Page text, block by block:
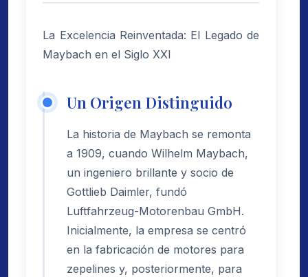
La Excelencia Reinventada: El Legado de
Maybach en el Siglo XXI
Un Origen Distinguido
La historia de Maybach se remonta
a 1909, cuando Wilhelm Maybach,
un ingeniero brillante y socio de
Gottlieb Daimler, fundó
Luftfahrzeug-Motorenbau GmbH.
Inicialmente, la empresa se centró
en la fabricación de motores para
zepelines y, posteriormente, para